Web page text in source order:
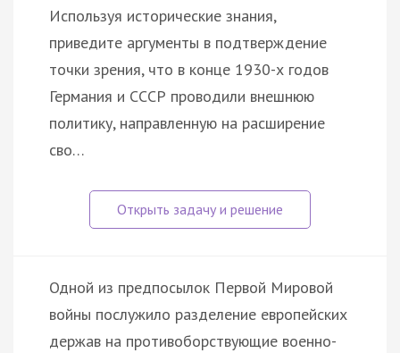
Используя исторические знания,
приведите аргументы в подтверждение
точки зрения, что в конце 1930-х годов
Германия и СССР проводили внешнюю
политику, направленную на расширение
сво…
Одной из предпосылок Первой Мировой
войны послужило разделение европейских
держав на противоборствующие военно-